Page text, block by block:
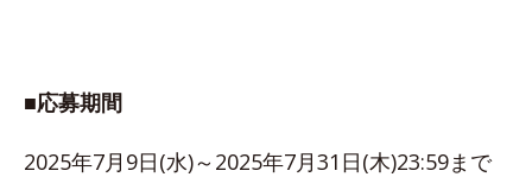
■応募期間
2025年7月9日(水)～2025年7月31日(木)23:59まで